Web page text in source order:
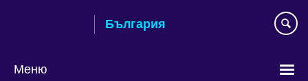
България
Меню